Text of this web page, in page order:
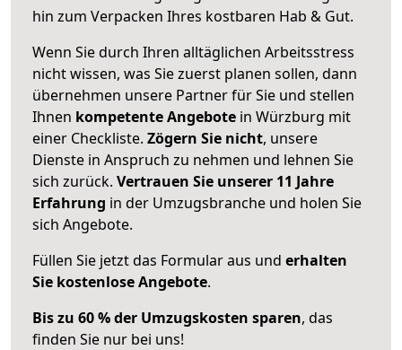
hin zum Verpacken Ihres kostbaren Hab & Gut.
Wenn Sie durch Ihren alltäglichen Arbeitsstress
nicht wissen, was Sie zuerst planen sollen, dann
übernehmen unsere Partner für Sie und stellen
Ihnen kompetente Angebote in Würzburg mit
einer Checkliste. Zögern Sie nicht, unsere
Dienste in Anspruch zu nehmen und lehnen Sie
sich zurück. Vertrauen Sie unserer 11 Jahre
Erfahrung in der Umzugsbranche und holen Sie
sich Angebote.
Füllen Sie jetzt das Formular aus und erhalten
Sie kostenlose Angebote.
Bis zu 60 % der Umzugskosten sparen, das
finden Sie nur bei uns!